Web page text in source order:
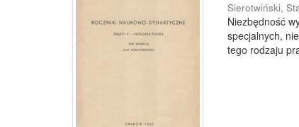
Sierotwiński,
Niezbędność
specjalnych,
tego rodzaju